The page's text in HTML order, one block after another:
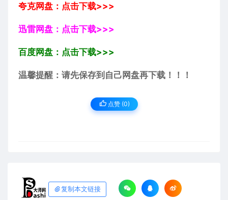
夸克网盘：点击下载>>>
迅雷网盘：点击下载>>>
百度网盘：点击下载>>>
温馨提醒：请先保存到自己网盘再下载！！！
点赞 (0)
复制本文链接